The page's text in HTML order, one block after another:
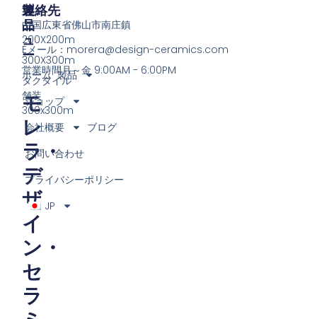
モ
レ
ラ・
デ
ザ
イ
ン・
セ
ラ
製
品
200X200m
300X300m
タクタイル
舗装
300x300m
メ
ニ
ュ
ー
ホーム 製品
ショップ
会社概要
ブログ
お問い合わせ
プライバシーポリシー
JP
連絡先
中国広東省佛山市南庄鎮
Eメール： morera@design-ceramics.com
営業時間月～金 9:00AM - 6:00PM